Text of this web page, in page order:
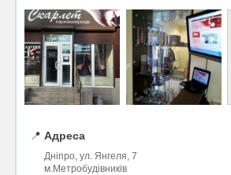
📍 Адреса
Дніпро, ул. Янгеля, 7
м.Метробудівників